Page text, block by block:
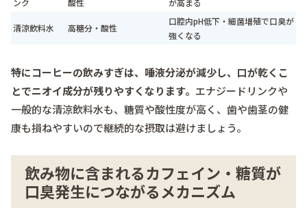
ンク 酸性 が高まる
清涼飲料水 高糖分・酸性
口腔内pH低下・細菌増殖で口臭が
強くなる
特にコーヒーの飲みすぎは、唾液分泌が減少し、口が乾くこ
とでニオイ成分が残りやすくなります。 エナジードリンクや
一般的な清涼飲料水も、糖質や酸性度が高く、歯や歯茎の健
康も損ねやすいので継続的な摂取は避けましょう。
飲み物に含まれるカフェイン・糖質が
口臭発生につながるメカニズム